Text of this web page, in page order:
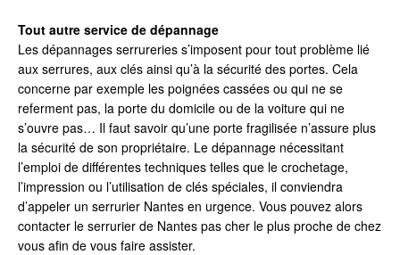
Tout autre service de dépannage
Les dépannages serrureries s’imposent pour tout problème lié
aux serrures, aux clés ainsi qu’à la sécurité des portes. Cela
concerne par exemple les poignées cassées ou qui ne se
referment pas, la porte du domicile ou de la voiture qui ne
s’ouvre pas… Il faut savoir qu’une porte fragilisée n’assure plus
la sécurité de son propriétaire. Le dépannage nécessitant
l’emploi de différentes techniques telles que le crochetage,
l’impression ou l’utilisation de clés spéciales, il conviendra
d’appeler un serrurier Nantes en urgence. Vous pouvez alors
contacter le serrurier de Nantes pas cher le plus proche de chez
vous afin de vous faire assister.